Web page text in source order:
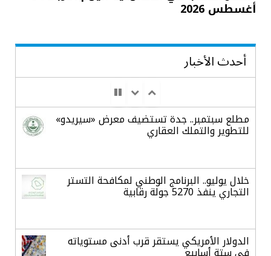
أغسطس 2026
أحدث الأخبار
مطلع سبتمبر.. جدة تستضيف معرض «سيريدو»
للتطوير والتملك العقاري
خلال يوليو.. البرنامج الوطني لمكافحة التستر
التجاري ينفذ 5270 جولة رقابية
الدولار الأمريكي يستقر قرب أدنى مستوياته